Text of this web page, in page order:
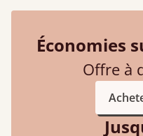
Économies
Offre à